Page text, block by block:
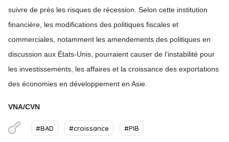
suivre de près les risques de récession. Selon cette institution
financière, les modifications des politiques fiscales et
commerciales, notamment les amendements des politiques en
discussion aux États-Unis, pourraient causer de l’instabilité pour
les investissements, les affaires et la croissance des exportations
des économies en développement en Asie.
VNA/CVN
#BAD #croissance #PIB